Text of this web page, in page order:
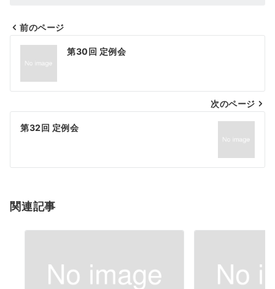
投
ナ
ビ
ゲ
シ
ン
前のページ
第30回 定例会
次のページ
第32回 定例会
関連記事